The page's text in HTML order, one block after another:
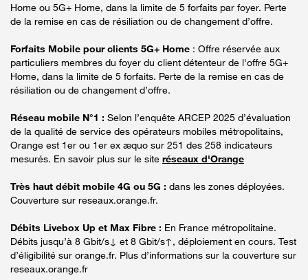
Home ou 5G+ Home, dans la limite de 5 forfaits par foyer. Perte
de la remise en cas de résiliation ou de changement d’offre.
Forfaits Mobile pour clients 5G+ Home : Offre réservée aux
particuliers membres du foyer du client détenteur de l'offre 5G+
Home, dans la limite de 5 forfaits. Perte de la remise en cas de
résiliation ou de changement d’offre.
Réseau mobile N°1 : Selon l’enquête ARCEP 2025 d’évaluation
de la qualité de service des opérateurs mobiles métropolitains,
Orange est 1er ou 1er ex æquo sur 251 des 258 indicateurs
mesurés. En savoir plus sur le site réseaux d'Orange
Très haut débit mobile 4G ou 5G : dans les zones déployées.
Couverture sur reseaux.orange.fr.
Débits Livebox Up et Max Fibre : En France métropolitaine.
Débits jusqu’à 8 Gbit/s↓ et 8 Gbit/s↑, déploiement en cours. Test
d’éligibilité sur orange.fr. Plus d’informations sur la couverture sur
reseaux.orange.fr